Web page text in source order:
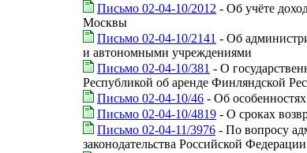
Письмо 02-04-10/2012 - Об учёте
Москвы
Письмо 02-04-10/2141 - Об
и автономными учреждениями
Письмо 02-04-10/381 - О
Республикой об аренде Финляндской
Письмо 02-04-10/46 - Об
Письмо 02-04-10/4819 - О сроках
Письмо 02-04-11/3976 - По вопросу
законодательства Российской